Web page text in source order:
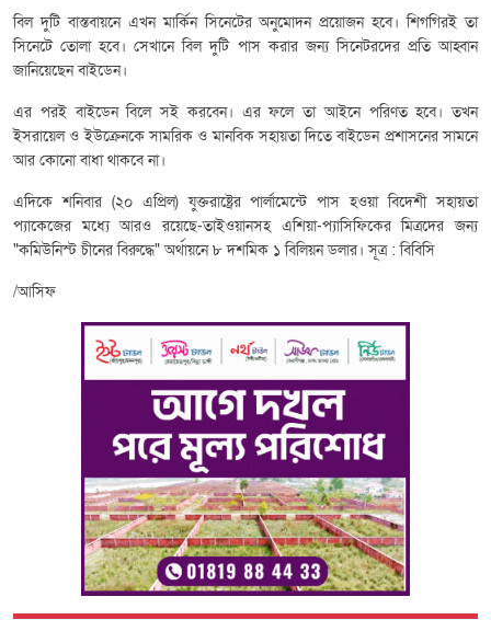
বিল দুটি বাস্তবায়নে এখন মার্কিন সিনেটের অনুমোদন প্রয়োজন হবে। শিগগিরই তা
সিনেটে তোলা হবে। সেখানে বিল দুটি পাস করার জন্য সিনেটরদের প্রতি আহ্বান
জানিয়েছেন বাইডেন।
এর পরই বাইডেন বিলে সই করবেন। এর ফলে তা আইনে পরিণত হবে। তখন
ইসরায়েল ও ইউক্রেনকে সামরিক ও মানবিক সহায়তা দিতে বাইডেন প্রশাসনের সামনে
আর কোনো বাধা থাকবে না।
এদিকে শনিবার (২০ এপ্রিল) যুক্তরাষ্ট্রের পার্লামেন্টে পাস হওয়া বিদেশী সহায়তা
প্যাকেজের মধ্যে আরও রয়েছে-তাইওয়ানসহ এশিয়া-প্যাসিফিকের মিত্রদের জন্য
"কমিউনিস্ট চীনের বিরুদ্ধে" অর্থায়নে ৮ দশমিক ১ বিলিয়ন ডলার। সূত্র : বিবিসি
/আসিফ